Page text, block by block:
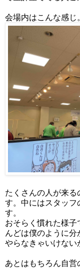
会場内はこんな感じ
たくさんの人が来る
す。中にはスタッフ
す。
おそらく慣れた様子
んどは僕のように
やらなきゃいけない
あとはもちろん自